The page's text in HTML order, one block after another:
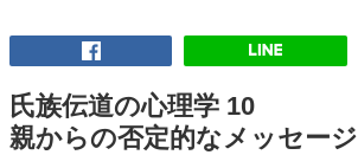
氏族伝道の心理学 10
親からの否定的なメッセージ